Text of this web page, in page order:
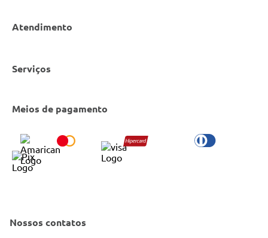
Cobre Oferta
Código de Conduta
Atendimento
Política de Privacidade
Política de Reembolso
Fale Conosco
Serviços
Bulário Anvisa
Condeclin
Convênio Conlife
Meios de pagamento
Nossos contatos